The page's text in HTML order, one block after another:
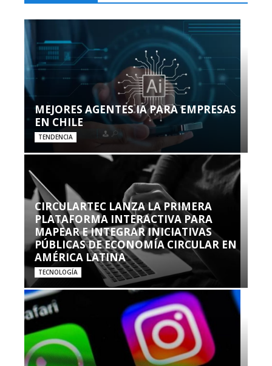
MEJORES AGENTES IA PARA EMPRESAS
EN CHILE
TENDENCIA
CIRCULARTEC LANZA LA PRIMERA
PLATAFORMA INTERACTIVA PARA
MAPEAR E INTEGRAR INICIATIVAS
PÚBLICAS DE ECONOMÍA CIRCULAR EN
AMÉRICA LATINA
TECNOLOGÍA